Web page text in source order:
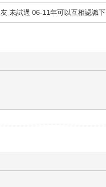
未試過 06-11年可以互相認識